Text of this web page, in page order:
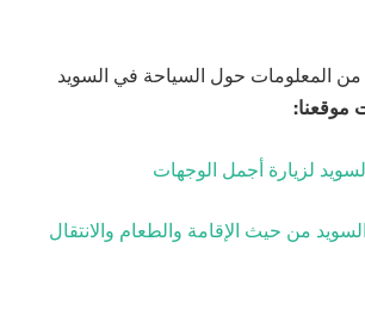
من المعلومات حول السياحة في السويد
موقعنا:
لزيارة أجمل الوجهات
من حيث اﻹقامة والطعام والانتقال